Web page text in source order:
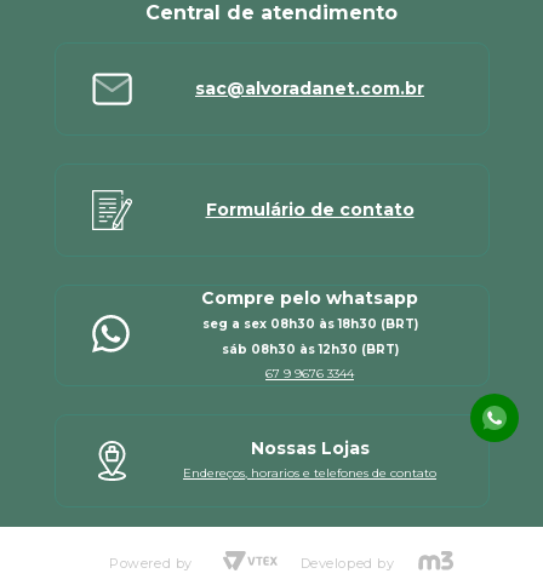
Central de atendimento
sac@alvoradanet.com.br
Formulário de contato
Compre pelo whatsapp
seg a sex 08h30 às 18h30 (BRT)
sáb 08h30 às 12h30 (BRT)
67 9 9676 3344
Nossas Lojas
Endereços, horarios e telefones de contato
Powered by Developed by